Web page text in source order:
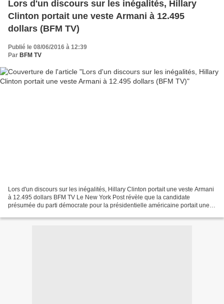
Lors d'un discours sur les inégalités, Hillary
Clinton portait une veste Armani à 12.495
dollars (BFM TV)
Publié le 08/06/2016 à 12:39
Par BFM TV
Lors d'un discours sur les inégalités, Hillary Clinton portait une veste Armani
à 12.495 dollars BFM TV Le New York Post révèle que la candidate
présumée du parti démocrate pour la présidentielle américaine portait une